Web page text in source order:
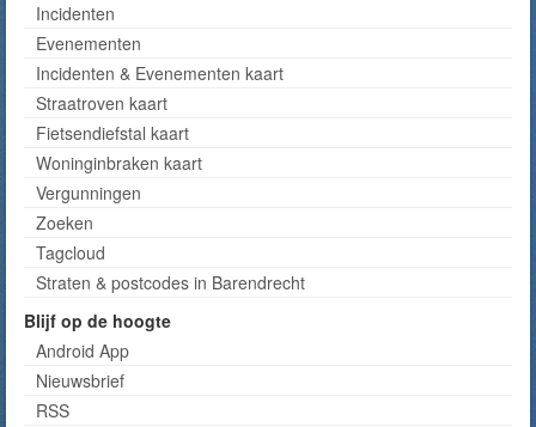
Incidenten
Evenementen
Incidenten & Evenementen kaart
Straatroven kaart
Fietsendiefstal kaart
Woninginbraken kaart
Vergunningen
Zoeken
Tagcloud
Straten & postcodes in Barendrecht
Blijf op de hoogte
Android App
Nieuwsbrief
RSS